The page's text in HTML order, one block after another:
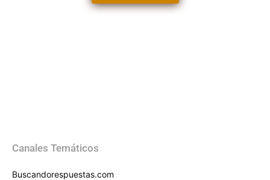
Canales Temáticos
Buscandorespuestas.com